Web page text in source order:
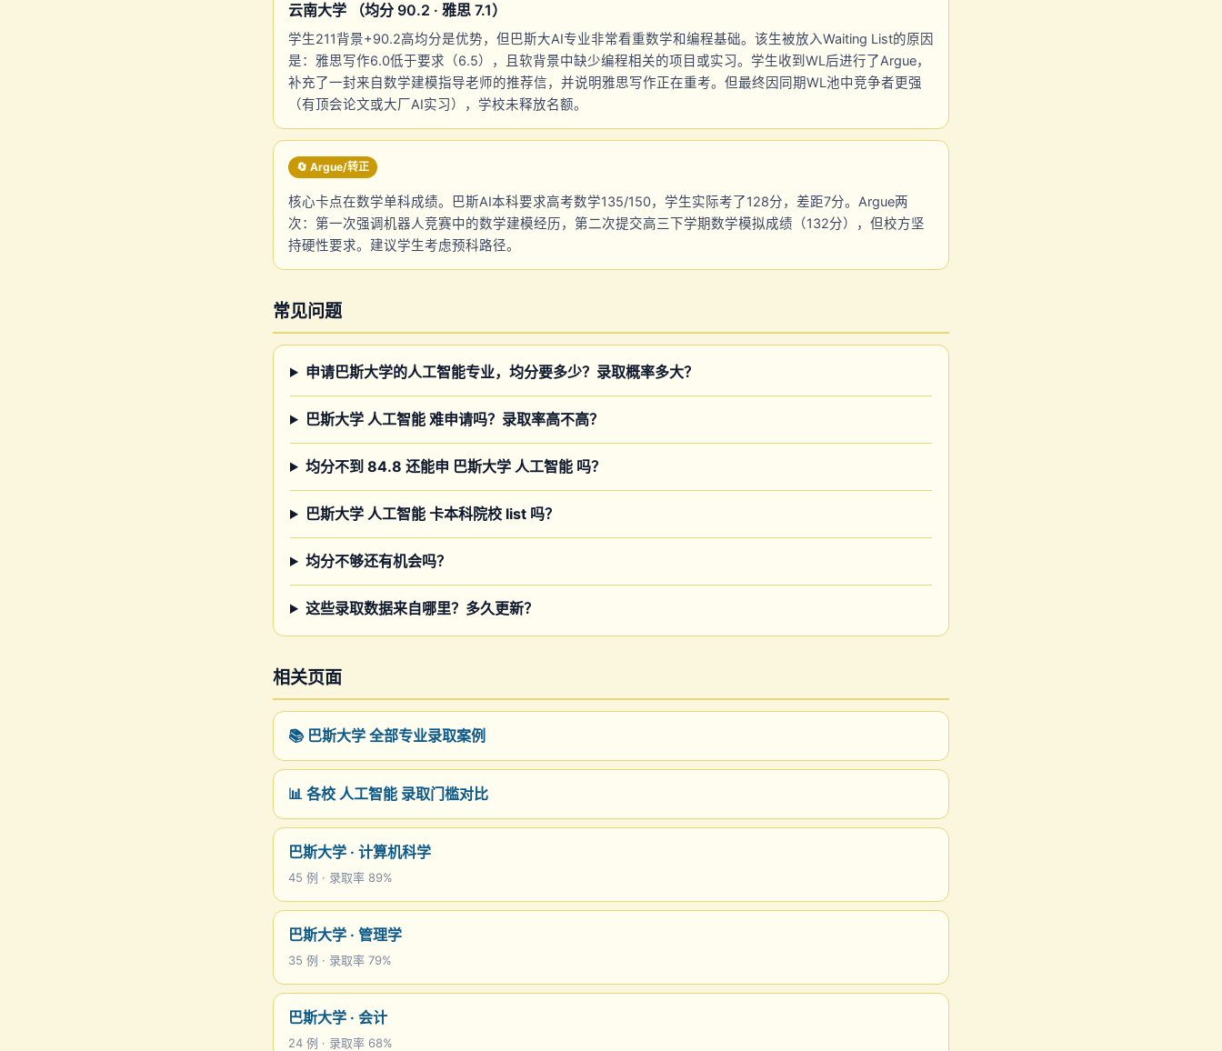
云南大学 （均分 90.2 · 雅思 7.1）
学生211背景+90.2高均分是优势，但巴斯大AI专业非常看重数学和编程基础。该生被放入Waiting List的原因
是：雅思写作6.0低于要求（6.5），且软背景中缺少编程相关的项目或实习。学生收到WL后进行了Argue，
补充了一封来自数学建模指导老师的推荐信，并说明雅思写作正在重考。但最终因同期WL池中竞争者更强
（有顶会论文或大厂AI实习），学校未释放名额。
🔄 Argue/转正
核心卡点在数学单科成绩。巴斯AI本科要求高考数学135/150，学生实际考了128分，差距7分。Argue两
次：第一次强调机器人竞赛中的数学建模经历，第二次提交高三下学期数学模拟成绩（132分），但校方坚
持硬性要求。建议学生考虑预科路径。
常见问题
申请巴斯大学的人工智能专业，均分要多少？录取概率多大？
巴斯大学 人工智能 难申请吗？录取率高不高？
均分不到 84.8 还能申 巴斯大学 人工智能 吗？
巴斯大学 人工智能 卡本科院校 list 吗？
均分不够还有机会吗？
这些录取数据来自哪里？多久更新？
相关页面
📚 巴斯大学 全部专业录取案例
📊 各校 人工智能 录取门槛对比
巴斯大学 · 计算机科学
45 例 · 录取率 89%
巴斯大学 · 管理学
35 例 · 录取率 79%
巴斯大学 · 会计
24 例 · 录取率 68%